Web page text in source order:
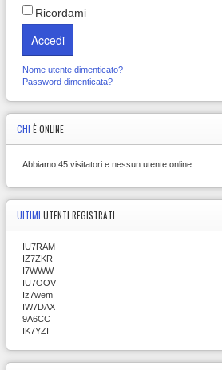
Ricordami
Accedi
Nome utente dimenticato?
Password dimenticata?
CHI È ONLINE
Abbiamo 45 visitatori e nessun utente online
ULTIMI UTENTI REGISTRATI
IU7RAM
IZ7ZKR
I7WWW
IU7OOV
Iz7wem
IW7DAX
9A6CC
IK7YZI